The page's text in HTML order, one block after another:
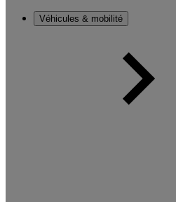
Véhicules & mobilité